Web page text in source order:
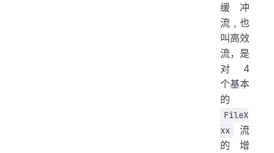
缓冲
流,也
叫高效
流，是
对 4
个基本
的
FileX
xx
流
的增